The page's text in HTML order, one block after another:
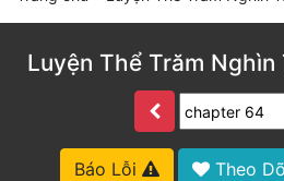
(current)
Truyện HOT
Luyện Thể Trăm
Báo Lỗi Theo